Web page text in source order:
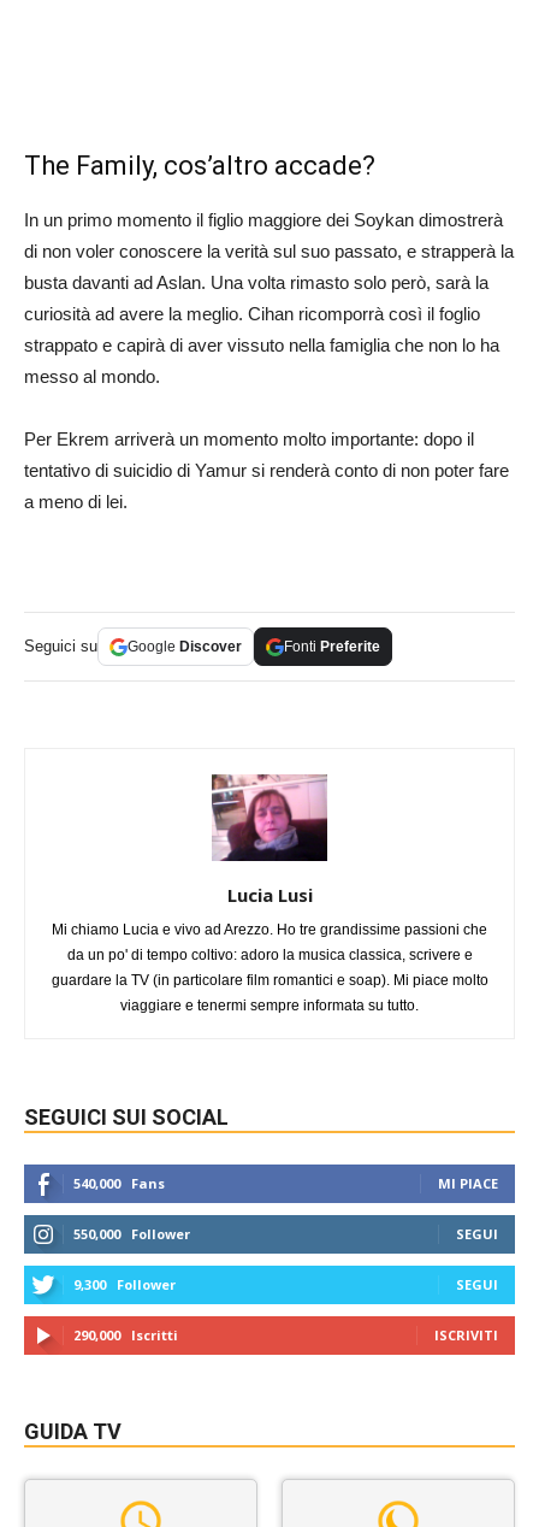
The Family, cos’altro accade?
In un primo momento il figlio maggiore dei Soykan dimostrerà
di non voler conoscere la verità sul suo passato, e strapperà la
busta davanti ad Aslan. Una volta rimasto solo però, sarà la
curiosità ad avere la meglio. Cihan ricomporrà così il foglio
strappato e capirà di aver vissuto nella famiglia che non lo ha
messo al mondo.
Per Ekrem arriverà un momento molto importante: dopo il
tentativo di suicidio di Yamur si renderà conto di non poter fare
a meno di lei.
Seguici su Google Discover Fonti Preferite
Lucia Lusi
Mi chiamo Lucia e vivo ad Arezzo. Ho tre grandissime passioni che
da un po' di tempo coltivo: adoro la musica classica, scrivere e
guardare la TV (in particolare film romantici e soap). Mi piace molto
viaggiare e tenermi sempre informata su tutto.
SEGUICI SUI SOCIAL
540,000 Fans MI PIACE
550,000 Follower SEGUI
9,300 Follower SEGUI
290,000 Iscritti ISCRIVITI
GUIDA TV